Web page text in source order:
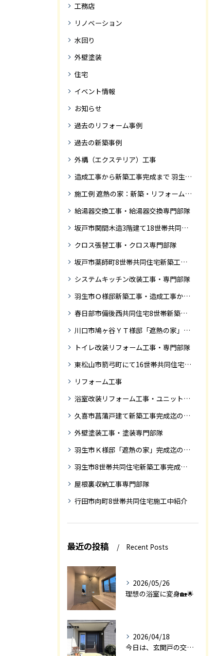
工務店
リノベーション
水回り
外壁塗装
住宅
イベント情報
お知らせ
過去のリフォーム事例
過去の新築事例
外構（エクステリア）工事
造成工事から新築工事完成まで 羽生市Ｓ様邸新築工事・
施工例 遮熱の家：新築・リフォーム ドローンにて空撮
給湯器交換工事・給湯器交換専門部隊
坂戸市関間木造3階建て18世帯共同住宅の完成迄紹介
クロス張替工事・クロス専門部隊
坂戸市薬師町8世帯共同住宅新築工事完成迄の紹介です
システムキッチン改装工事・専門部隊
羽生市Ｏ様邸新築工事・造成工事から住宅完成までの紹介
春日部市備後西共同住宅8世帯新築工事完成迄の紹介です。
川口市鳩ヶ谷ＹＴ様邸「遮熱の家」工事状況
トイレ改装リフォーム工事・専門部隊
東松山市箭弓町にて16世帯共同住宅新築工事完成迄の紹介です。
リフォーム工事
浴室改装リフォーム工事・ユニットバス専門部隊
久喜市菖蒲戸建て新築工事完成迄の紹介
外壁塗装工事・塗装専門部隊
羽生市Ｋ様邸「遮熱の家」完成迄の紹介です
羽生市8世帯共同住宅新築工事完成迄の紹介
屋根裏収納工事専門部隊
行田市向町8世帯共同住宅施工中紹介
最近の投稿 Recent Posts
2026/05/26
理想の浴室に変身🏡🌟
2026/04/18
今日は、玄関戸の交換工事をご紹介します🚪✨。